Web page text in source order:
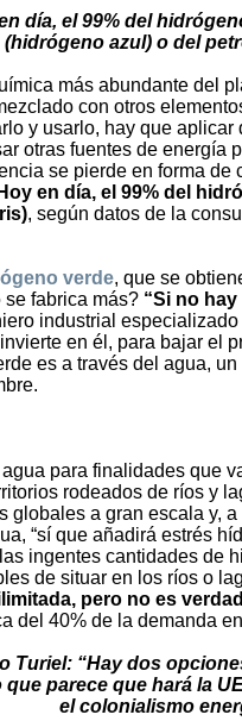
día, el 99% del
(hidrógeno azul) o del
más abundante del
con otros
y usarlo, hay que
otras fuentes de energía
se pierde en forma
Hoy en día, el 99% del
, según datos de la
verde, que se
fabrica más? “Si no
industrial
invierte en él, para bajar el
es a través del agua,
para finalidades que
rodeados de ríos y
globales a gran escala y,
“sí que añadirá estrés
ingentes cantidades de
de situar en los ríos o
pero no es
del 40% de la demanda
Turiel: “Hay dos
que parece que hará la
el colonialismo